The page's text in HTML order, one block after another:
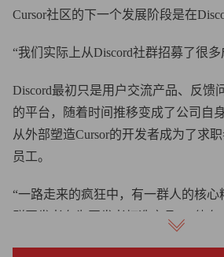
Cursor社区的下一个发展阶段是在
“我们实际上从Discord社群招募了很多
Discord最初只是用户交流产品、反馈
的平台，随着时间推移变成了公司自
从外部塑造Cursor的开发者成为了求
员工。
“一路走来的疯狂中，有一群人的核
群开发者在为开发者打造产品，”他在